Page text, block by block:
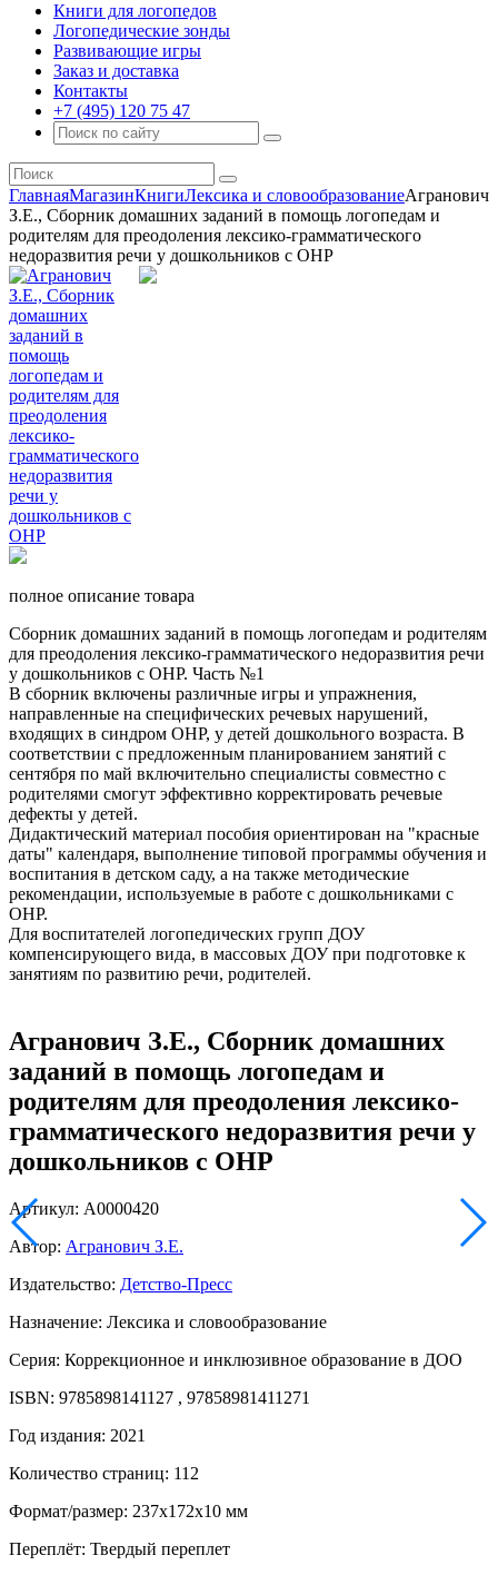
Книги для логопедов
Логопедические зонды
Развивающие игры
Заказ и доставка
Контакты
+7 (495) 120 75 47
ГлавнаяМагазинКнигиЛексика и словообразованиеАгранович
З.Е., Сборник домашних заданий в помощь логопедам и
родителям для преодоления лексико-грамматического
недоразвития речи у дошкольников с ОНР
полное описание товара
Сборник домашних заданий в помощь логопедам и родителям
для преодоления лексико-грамматического недоразвития речи
у дошкольников с ОНР. Часть №1
В сборник включены различные игры и упражнения,
направленные на специфических речевых нарушений,
входящих в синдром ОНР, у детей дошкольного возраста. В
соответствии с предложенным планированием занятий с
сентября по май включительно специалисты совместно с
родителями смогут эффективно корректировать речевые
дефекты у детей.
Дидактический материал пособия ориентирован на "красные
даты" календаря, выполнение типовой программы обучения и
воспитания в детском саду, а на также методические
рекомендации, используемые в работе с дошкольниками с
ОНР.
Для воспитателей логопедических групп ДОУ
компенсирующего вида, в массовых ДОУ при подготовке к
занятиям по развитию речи, родителей.
Агранович З.Е., Сборник домашних
заданий в помощь логопедам и
родителям для преодоления лексико-
грамматического недоразвития речи у
дошкольников с ОНР
Артикул: А0000420
Автор: Агранович З.Е.
Издательство: Детство-Пресс
Назначение: Лексика и словообразование
Серия: Коррекционное и инклюзивное образование в ДОО
ISBN: 9785898141127 , 97858981411271
Год издания: 2021
Количество страниц: 112
Формат/размер: 237x172x10 мм
Переплёт: Твердый переплет